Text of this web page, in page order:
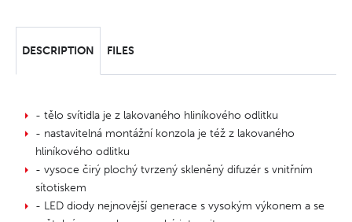
DESCRIPTION FILES
- tělo svítidla je z lakovaného hliníkového odlitku
- nastavitelná montážní konzola je též z lakovaného
hliníkového odlitku
- vysoce čirý plochý tvrzený skleněný difuzér s vnitřním
sítotiskem
- LED diody nejnovější generace s vysokým výkonem a se